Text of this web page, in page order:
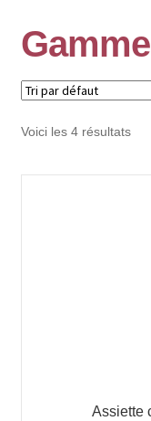
Voici les 4 résultats
Assiette